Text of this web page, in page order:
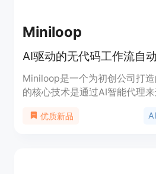
Miniloop
Miniloop是一个为初创公司打
的核心技术是通过AI智能代理
量的时间和精力，提高工作效
优质新品